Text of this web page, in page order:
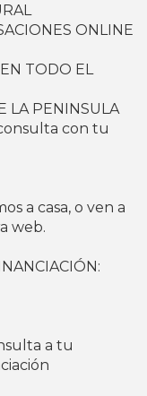
ONLINE
TODO EL
LA PENINSULA
con tu
a casa, o ven a
web.
a tu